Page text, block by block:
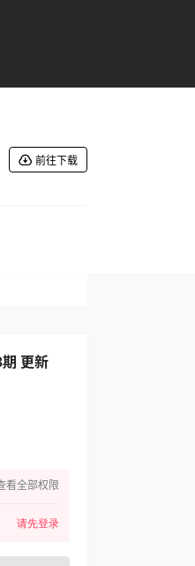
前往下载
更新
看全部权限
请先登录